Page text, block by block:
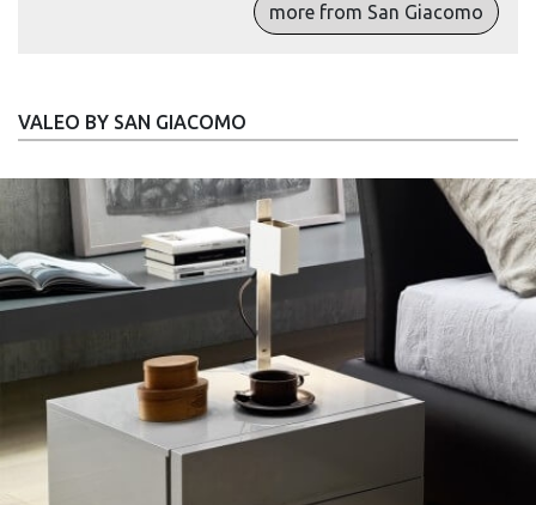
more from San Giacomo
VALEO BY SAN GIACOMO